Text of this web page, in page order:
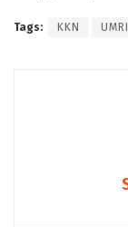
Tags: KKN UMRI